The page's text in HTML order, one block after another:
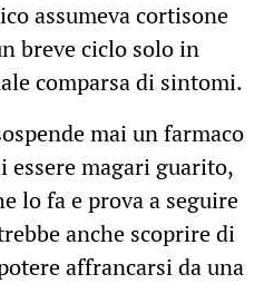
assumeva cortisone
breve ciclo solo in
comparsa di sintomi.
mai un farmaco
essere magari guarito,
lo fa e prova a seguire
anche scoprire di
affrancarsi da una